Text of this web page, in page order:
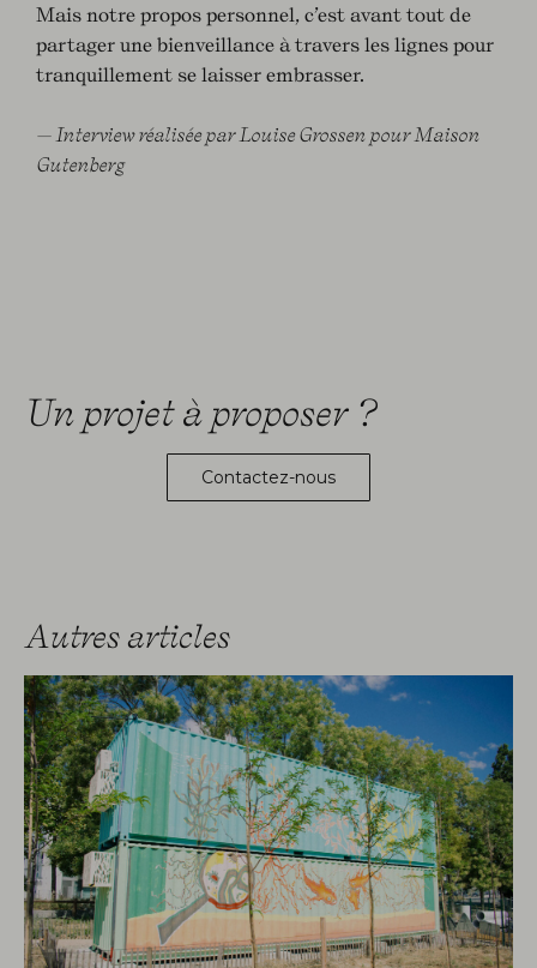
Mais notre propos personnel, c’est avant tout de
partager une bienveillance à travers les lignes pour
tranquillement se laisser embrasser.
— Interview réalisée par Louise Grossen pour Maison
Gutenberg
Un projet à proposer ?
Contactez-nous
Autres articles